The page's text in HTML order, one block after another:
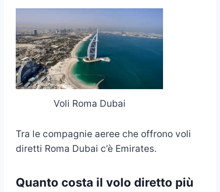
Voli Roma Dubai
Tra le compagnie aeree che offrono voli
diretti Roma Dubai c’è Emirates.
Quanto costa il volo diretto più